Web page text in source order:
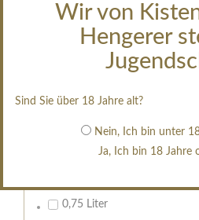
Wir von
Hengerer
Sind Sie über 18 Jahre alt?
Nein, Ich bin unter
Ja, Ich bin 18 Jahre
restsüß
edelsüß
im Holzfass gereift
erfrischend, nicht zu süß
0,75 Liter